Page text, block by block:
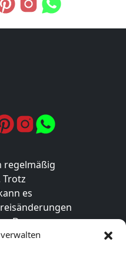
regelmäßig
es
Der
die